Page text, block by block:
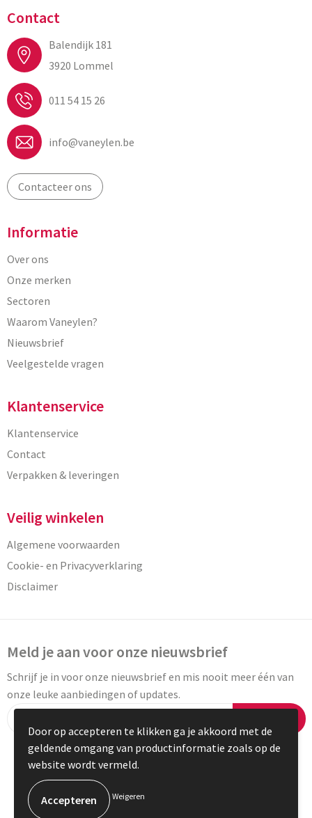
Contact
Balendijk 181
3920 Lommel
011 54 15 26
info@vaneylen.be
Contacteer ons
Informatie
Over ons
Onze merken
Sectoren
Waarom Vaneylen?
Nieuwsbrief
Veelgestelde vragen
Klantenservice
Klantenservice
Contact
Verpakken & leveringen
Veilig winkelen
Algemene voorwaarden
Cookie- en Privacyverklaring
Disclaimer
Meld je aan voor onze nieuwsbrief
Schrijf je in voor onze nieuwsbrief en mis nooit meer één van
onze leuke aanbiedingen of updates.
© Copyright Vaneylen 2023
Door op accepteren te klikken ga je akkoord met de
geldende omgang van productinformatie zoals op de
website wordt vermeld.
Weigeren